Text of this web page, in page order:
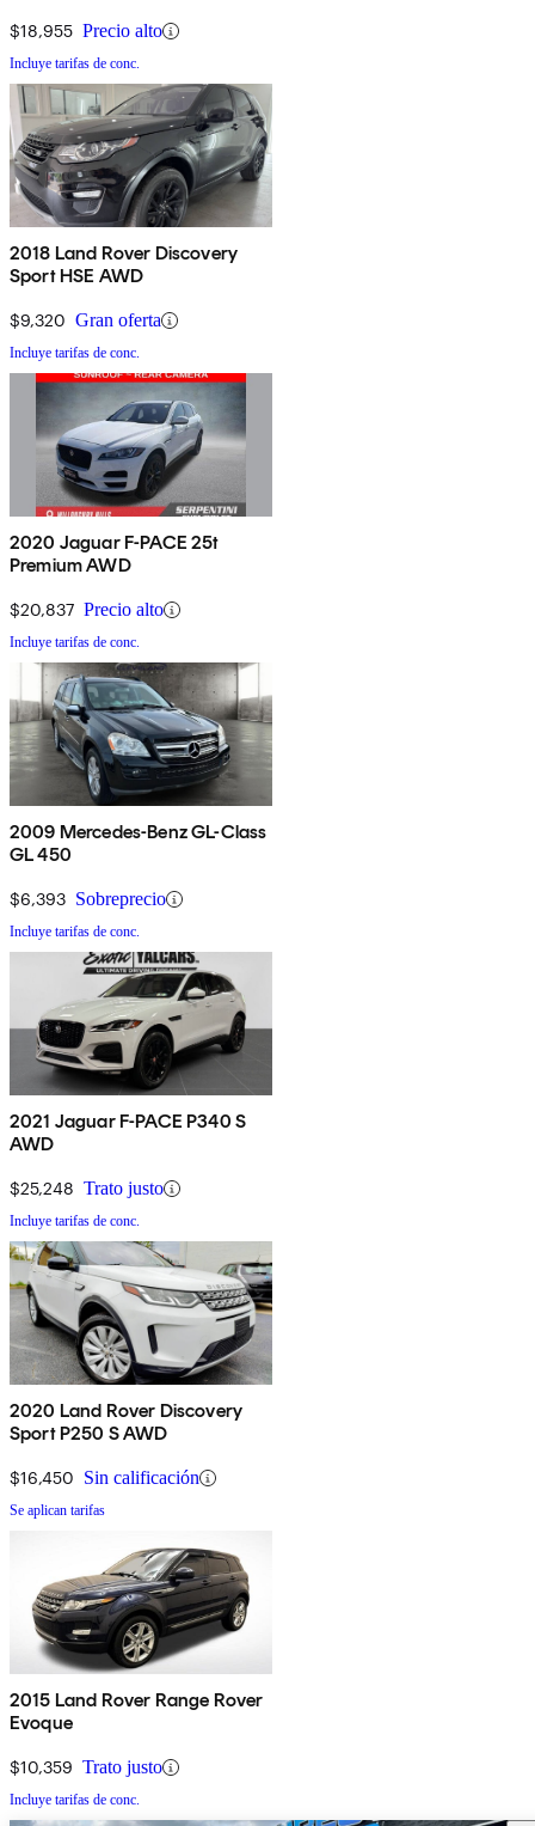
$18,955 Precio alto
Incluye tarifas de conc.
2018 Land Rover Discovery
Sport HSE AWD
$9,320 Gran oferta
Incluye tarifas de conc.
2020 Jaguar F-PACE 25t
Premium AWD
$20,837 Precio alto
Incluye tarifas de conc.
2009 Mercedes-Benz GL-Class
GL 450
$6,393 Sobreprecio
Incluye tarifas de conc.
2021 Jaguar F-PACE P340 S
AWD
$25,248 Trato justo
Incluye tarifas de conc.
2020 Land Rover Discovery
Sport P250 S AWD
$16,450 Sin calificación
Se aplican tarifas
2015 Land Rover Range Rover
Evoque
$10,359 Trato justo
Incluye tarifas de conc.